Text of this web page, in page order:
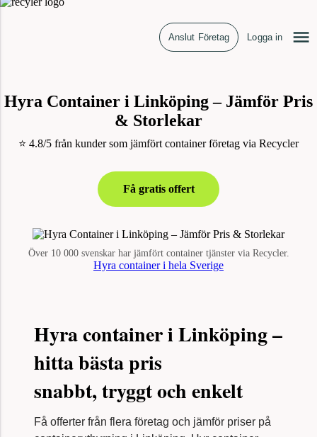
Anslut Företag Logga in
Hyra Container i Linköping – Jämför Pris
& Storlekar
⭐ 4.8/5 från kunder som jämfört container företag via Recycler
Få gratis offert
Över 10 000 svenskar har jämfört container tjänster via Recycler.
Hyra container i hela Sverige
Hyra container i Linköping –
hitta bästa pris
snabbt, tryggt och enkelt
Få offerter från flera företag och jämför priser på